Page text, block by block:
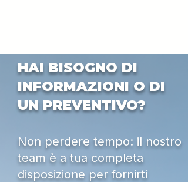
HAI BISOGNO DI
INFORMAZIONI O DI
UN PREVENTIVO?
Non perdere tempo: il nostro
team è a tua completa
disposizione per fornirti